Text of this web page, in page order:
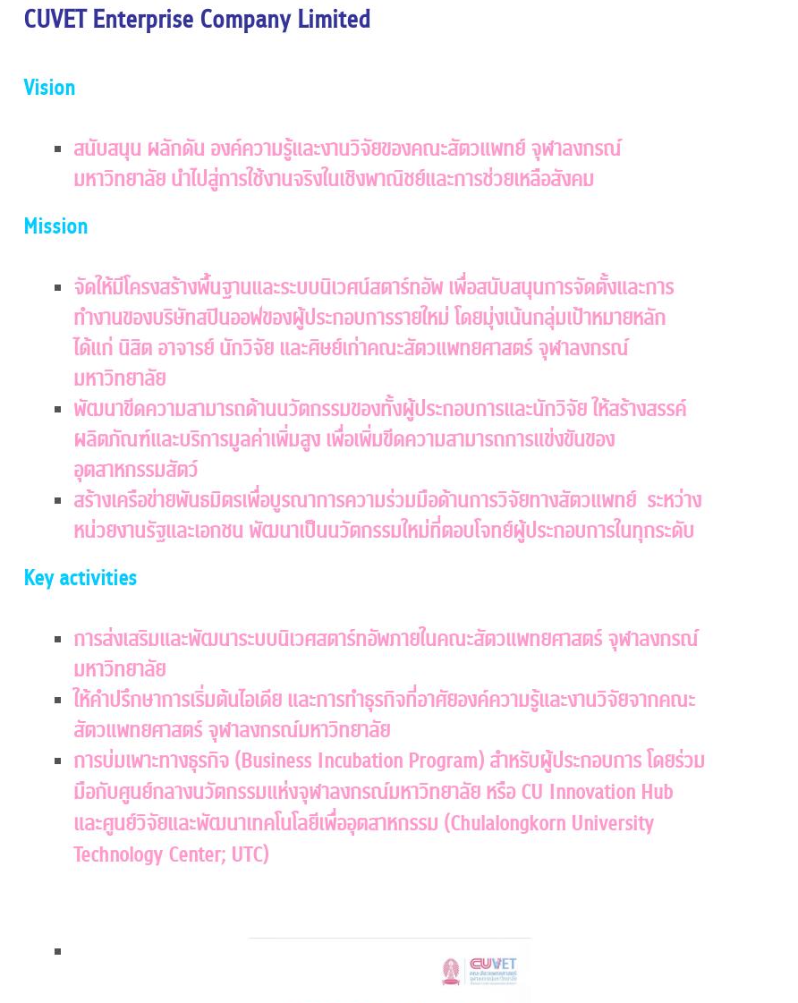
CUVET Enterprise Company Limited
Vision
สนับสนุน ผลักดัน องค์ความรู้และงานวิจัยของคณะสัตวแพทย์ จุฬาลงกรณ์
มหาวิทยาลัย นำไปสู่การใช้งานจริงในเชิงพาณิชย์และการช่วยเหลือสังคม
Mission
จัดให้มีโครงสร้างพื้นฐานและระบบนิเวศน์สตาร์ทอัพ เพื่อสนับสนุนการจัดตั้งและการ
ทำงานของบริษัทสปินออฟของผู้ประกอบการรายใหม่ โดยมุ่งเน้นกลุ่มเป้าหมายหลัก
ได้แก่ นิสิต อาจารย์ นักวิจัย และศิษย์เก่าคณะสัตวแพทยศาสตร์ จุฬาลงกรณ์
มหาวิทยาลัย
พัฒนาขีดความสามารถด้านนวัตกรรมของทั้งผู้ประกอบการและนักวิจัย ให้สร้างสรรค์
ผลิตภัณฑ์และบริการมูลค่าเพิ่มสูง เพื่อเพิ่มขีดความสามารถการแข่งขันของ
อุตสาหกรรมสัตว์
สร้างเครือข่ายพันธมิตรเพื่อบูรณาการความร่วมมือด้านการวิจัยทางสัตวแพทย์ ระหว่าง
หน่วยงานรัฐและเอกชน พัฒนาเป็นนวัตกรรมใหม่ที่ตอบโจทย์ผู้ประกอบการในทุกระดับ
Key activities
การส่งเสริมและพัฒนาระบบนิเวศสตาร์ทอัพภายในคณะสัตวแพทยศาสตร์ จุฬาลงกรณ์
มหาวิทยาลัย
ให้คําปรึกษาการเริ่มต้นไอเดีย และการทำธุรกิจที่อาศัยองค์ความรู้และงานวิจัยจากคณะ
สัตวแพทยศาสตร์ จุฬาลงกรณ์มหาวิทยาลัย
การบ่มเพาะทางธุรกิจ (Business Incubation Program) สําหรับผู้ประกอบการ โดยร่วม
มือกับศูนย์กลางนวัตกรรมแห่งจุฬาลงกรณ์มหาวิทยาลัย หรือ CU Innovation Hub
และศูนย์วิจัยและพัฒนาเทคโนโลยีเพื่ออุตสาหกรรม (Chulalongkorn University
Technology Center; UTC)